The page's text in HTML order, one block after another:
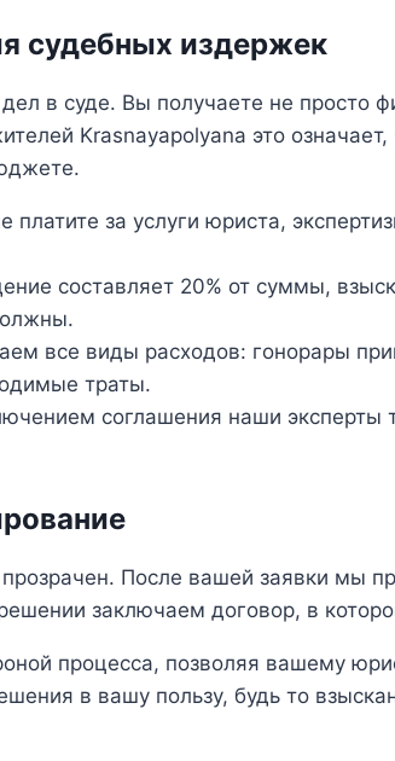
судебных издержек
в суде. Вы получаете не просто
Krasnayapolyana это
платите за услуги юриста,
составляет 20% от суммы,
все виды расходов: гонорары
траты.
соглашения наши эксперты
После вашей заявки мы
заключаем договор, в
процесса, позволяя вашему
в вашу пользу, будь то